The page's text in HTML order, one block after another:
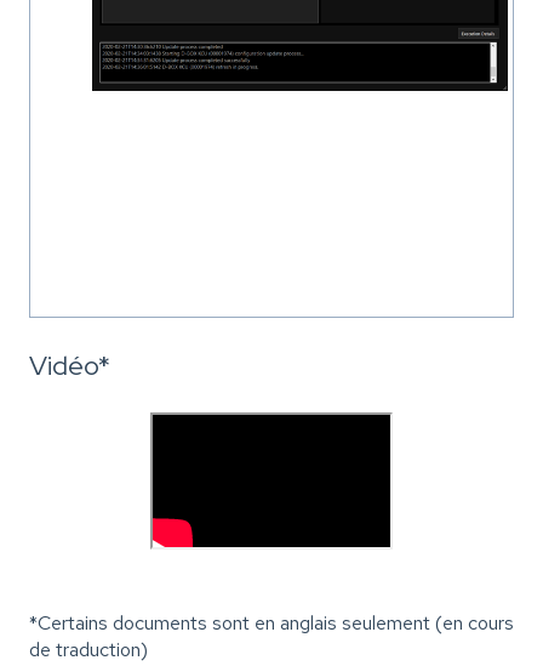
Vidéo*
*Certains documents sont en anglais seulement (en cours
de traduction)